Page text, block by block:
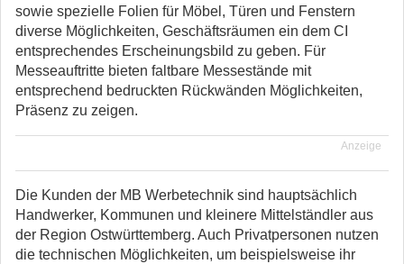
sowie spezielle Folien für Möbel, Türen und Fenstern
diverse Möglichkeiten, Geschäftsräumen ein dem CI
entsprechendes Erscheinungsbild zu geben. Für
Messeauftritte bieten faltbare Messestände mit
entsprechend bedruckten Rückwänden Möglichkeiten,
Präsenz zu zeigen.
Anzeige
Die Kunden der MB Werbetechnik sind hauptsächlich
Handwerker, Kommunen und kleinere Mittelständler aus
der Region Ostwürttemberg. Auch Privatpersonen nutzen
die technischen Möglichkeiten, um beispielsweise ihr